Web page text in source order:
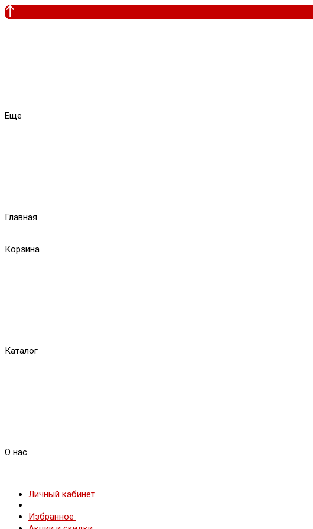
Еще
Главная
Корзина
Каталог
О нас
Личный кабинет
Избранное